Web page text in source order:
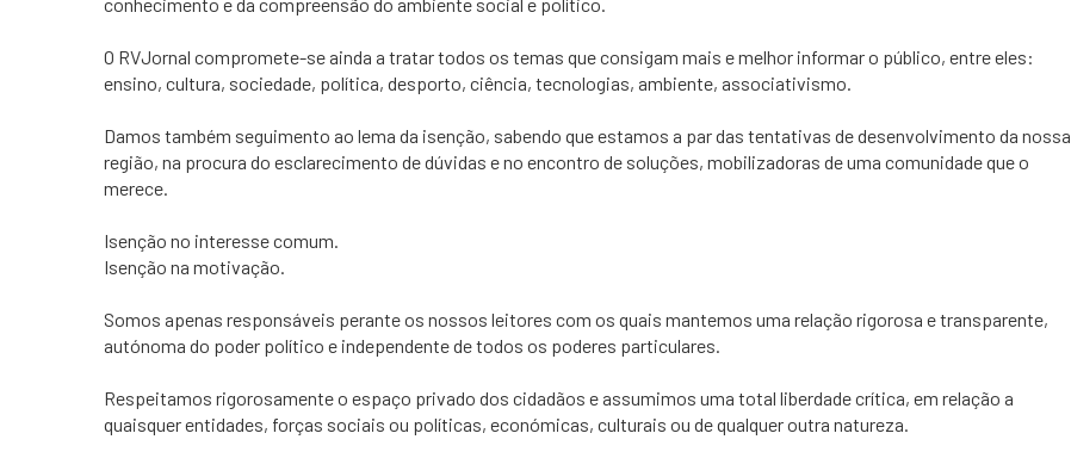
O RVJornal compromete-se ainda a tratar todos os temas que consigam mais e melhor informar o público, entre eles:
ensino, cultura, sociedade, política, desporto, ciência, tecnologias, ambiente, associativismo.
Damos também seguimento ao lema da isenção, sabendo que estamos a par das tentativas de desenvolvimento da nossa
região, na procura do esclarecimento de dúvidas e no encontro de soluções, mobilizadoras de uma comunidade que o
merece.
Isenção no interesse comum.
Isenção na motivação.
Somos apenas responsáveis perante os nossos leitores com os quais mantemos uma relação rigorosa e transparente,
autónoma do poder político e independente de todos os poderes particulares.
Respeitamos rigorosamente o espaço privado dos cidadãos e assumimos uma total liberdade crítica, em relação a
quaisquer entidades, forças sociais ou políticas, económicas, culturais ou de qualquer outra natureza.